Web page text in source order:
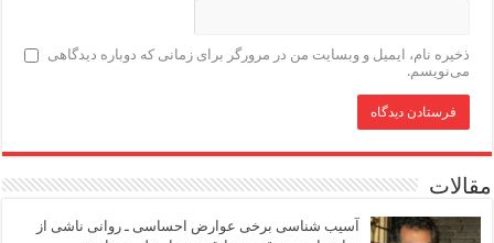
ذخیره نام، ایمیل و وبسایت من در مرورگر برای زمانی که دوباره دیدگاهی
می‌نویسم.
مقالات
آسیب شناسی برخی عوارض احساسی ـ روانی ناشی از